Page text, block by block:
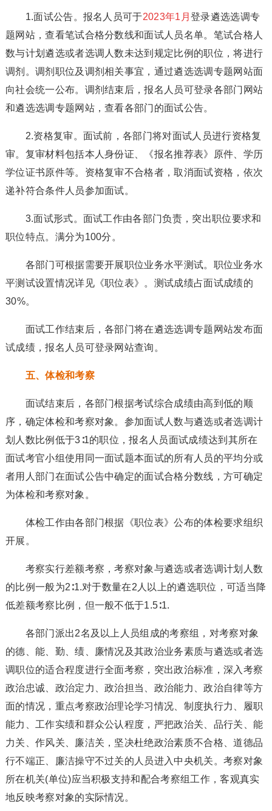
1.面试公告。报名人员可于2023年1月登录遴选选调专
题网站，查看笔试合格分数线和面试人员名单。笔试合格人
数与计划遴选或者选调人数未达到规定比例的职位，将进行
调剂。调剂职位及调剂相关事宜，通过遴选选调专题网站面
向社会统一公布。调剂结束后，报名人员可登录各部门网站
和遴选选调专题网站，查看各部门的面试公告。
2.资格复审。面试前，各部门将对面试人员进行资格复
审。复审材料包括本人身份证、《报名推荐表》原件、学历
学位证书原件等。资格复审不合格者，取消面试资格，依次
递补符合条件人员参加面试。
3.面试形式。面试工作由各部门负责，突出职位要求和
职位特点。满分为100分。
各部门可根据需要开展职位业务水平测试。职位业务水
平测试设置情况详见《职位表》。测试成绩占面试成绩的
30%。
面试工作结束后，各部门将在遴选选调专题网站发布面
试成绩，报名人员可登录网站查询。
五、体检和考察
面试结束后，各部门根据考试综合成绩由高到低的顺
序，确定体检和考察对象。参加面试人数与遴选或者选调计
划人数比例低于3∶1的职位，报名人员面试成绩达到其所在
面试考官小组使用同一面试题本面试的所有人员的平均分或
者用人部门在面试公告中确定的面试合格分数线，方可确定
为体检和考察对象。
体检工作由各部门根据《职位表》公布的体检要求组织
开展。
考察实行差额考察，考察对象与遴选或者选调计划人数
的比例一般为2∶1.对于数量在2人以上的遴选职位，可适当降
低差额考察比例，但一般不低于1.5∶1.
各部门派出2名及以上人员组成的考察组，对考察对象
的德、能、勤、绩、廉情况及其政治业务素质与遴选或者选
调职位的适合程度进行全面考察，突出政治标准，深入考察
政治忠诚、政治定力、政治担当、政治能力、政治自律等方
面的情况，重点考察政治理论学习情况、制度执行力、履职
能力、工作实绩和群众公认程度，严把政治关、品行关、能
力关、作风关、廉洁关，坚决杜绝政治素质不合格、道德品
行不端正、廉洁操守不过关的人员进入中央机关。考察对象
所在机关(单位)应当积极支持和配合考察组工作，客观真实
地反映考察对象的实际情况。